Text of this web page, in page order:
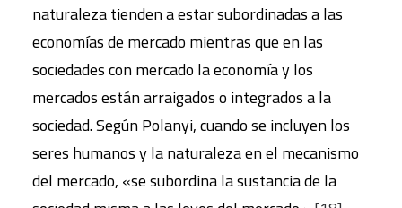
naturaleza tienden a estar subordinadas a las
economías de mercado mientras que en las
sociedades con mercado la economía y los
mercados están arraigados o integrados a la
sociedad. Según Polanyi, cuando se incluyen los
seres humanos y la naturaleza en el mecanismo
del mercado, «se subordina la sustancia de la